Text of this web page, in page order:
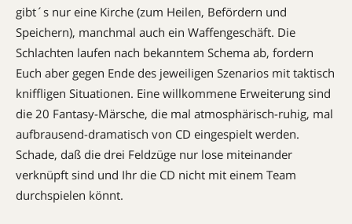
gibt´s nur eine Kirche (zum Heilen, Befördern und
Speichern), manchmal auch ein Waffengeschäft. Die
Schlachten laufen nach bekanntem Schema ab, fordern
Euch aber gegen Ende des jeweiligen Szenarios mit taktisch
kniffligen Situationen. Eine willkommene Erweiterung sind
die 20 Fantasy-Märsche, die mal atmosphärisch-ruhig, mal
aufbrausend-dramatisch von CD eingespielt werden.
Schade, daß die drei Feldzüge nur lose miteinander
verknüpft sind und Ihr die CD nicht mit einem Team
durchspielen könnt.